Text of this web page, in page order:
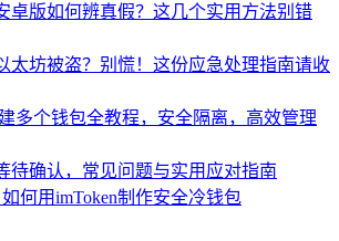
卓版如何辨真假？这几个实用方法别错
太坊被盗？别慌！这份应急处理指南请收
多个钱包全教程，安全隔离，高效管理
待确认，常见问题与实用应对指南
何用imToken制作安全冷钱包